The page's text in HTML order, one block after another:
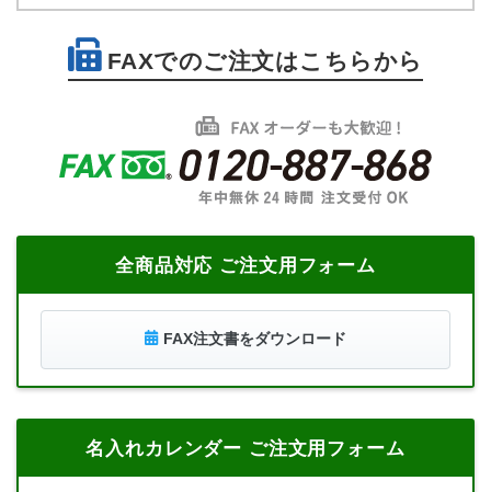
FAXでのご注文はこちらから
全商品対応 ご注文用フォーム
FAX注文書をダウンロード
名入れカレンダー ご注文用フォーム